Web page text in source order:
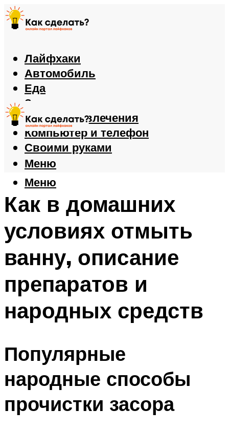
Лайфхаки
Автомобиль
Еда
Здоровье
Игры и развлечения
Компьютер и телефон
Своими руками
Меню
Меню
Как в домашних
условиях отмыть
ванну, описание
препаратов и
народных средств
Популярные
народные способы
прочистки засора